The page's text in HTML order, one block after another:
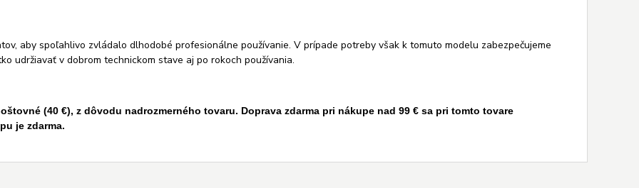
aby spoľahlivo zvládalo dlhodobé profesionálne používanie. V prípade potreby však k tomuto modelu zabezpečujeme
udržiavať v dobrom technickom stave aj po rokoch používania.
(40 €), z dôvodu nadrozmerného tovaru. Doprava zdarma pri nákupe nad 99 € sa pri tomto tovare
je zdarma.